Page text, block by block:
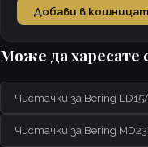
Добави в
Може да харесате
Чистачки за Bering
Чистачки за Bering